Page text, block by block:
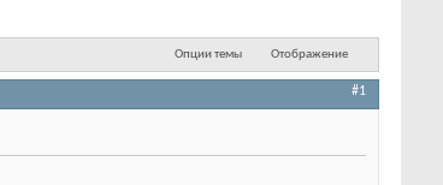
Опции темы Отображение
#1